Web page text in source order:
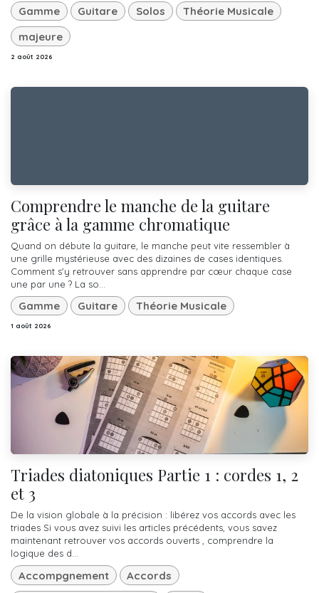
Gamme Guitare Solos
Théorie Musicale
majeure
2 août 2026
Comprendre le manche de la guitare
grâce à la gamme chromatique
Quand on débute la guitare, le manche peut vite ressembler à
une grille mystérieuse avec des dizaines de cases identiques.
Comment s'y retrouver sans apprendre par cœur chaque case
une par une ? La so...
Gamme Guitare Théorie Musicale
1 août 2026
Triades diatoniques Partie 1 : cordes 1, 2
et 3
De la vision globale à la précision : libérez vos accords avec les
triades Si vous avez suivi les articles précédents, vous savez
maintenant retrouver vos accords ouverts , comprendre la
logique des d...
Accompgnement
Accords